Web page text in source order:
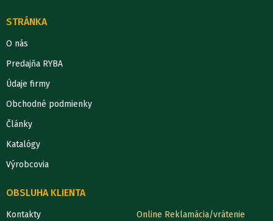
STRÁNKA
O nás
Predajňa RYBA
Údaje firmy
Obchodné podmienky
Články
Katalógy
Výrobcovia
OBSLUHA KLIENTA
Kontakty
Online Reklamácia/vrátenie